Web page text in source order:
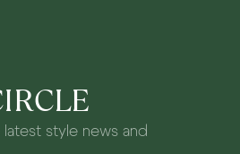
style news and